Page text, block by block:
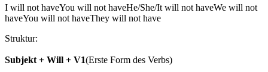
I will not haveYou will not haveHe/She/It will not haveWe will not
haveYou will not haveThey will not have
Struktur:
Subjekt + Will + V1(Erste Form des Verbs)